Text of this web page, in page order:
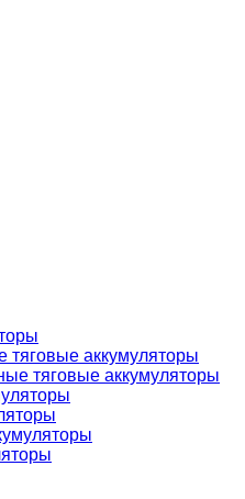
тяговые аккумуляторы
тяговые аккумуляторы